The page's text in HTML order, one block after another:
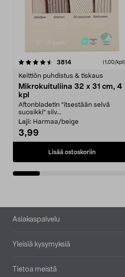
3814arvostelut (1,00/kpl)
Keittiön puhdistus & tiskaus
Mikrokuituliina 32 x 31 cm, 4
kpl
Aftonbladetin "itsestään selvä
suosikki" siiv...
Laji: Harmaa/beige
3,99
Lisää ostoskoriin
4.5viidestä
Alatunniste
Asiakaspalvelu
Yleisiä kysymyksiä
Tietoa meistä